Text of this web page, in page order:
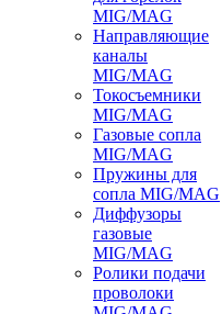
MIG/MAG
Направляющие
каналы
MIG/MAG
Токосъемники
MIG/MAG
Газовые сопла
MIG/MAG
Пружины для
сопла MIG/MAG
Диффузоры
газовые
MIG/MAG
Ролики подачи
проволоки